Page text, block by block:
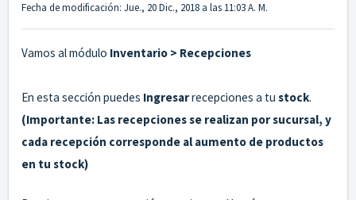
Fecha de modificación: Jue., 20 Dic., 2018 a las 11:03 A. M.
Vamos al módulo Inventario > Recepciones
En esta sección puedes Ingresarrecepciones a tu stock.
(Importante: Las recepciones se realizan por sucursal, y
cada recepción corresponde al aumento de productos
en tu stock)